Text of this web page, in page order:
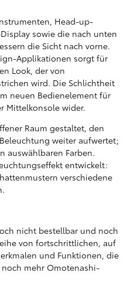
Head-up-
sowie die nach unten
die Sicht nach vorne.
Applikationen sorgt für
Look, der von
wird. Die Schlichtheit
neuen Bedienelement für
Mittelkonsole wider.
Raum gestaltet, den
weiter aufwertet;
auswählbaren Farben.
entwickelt:
verschiedene
nicht bestellbar und noch
von fortschrittlichen, auf
und Funktionen, die
mehr Omotenashi-